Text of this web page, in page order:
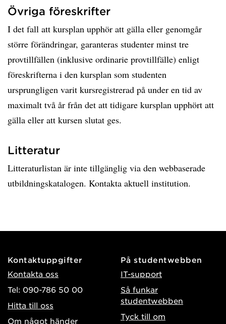
Övriga föreskrifter
I det fall att kursplan upphör att gälla eller genomgår
större förändringar, garanteras studenter minst tre
provtillfällen (inklusive ordinarie provtillfälle) enligt
föreskrifterna i den kursplan som studenten
ursprungligen varit kursregistrerad på under en tid av
maximalt två år från det att tidigare kursplan upphört att
gälla eller att kursen slutat ges.
Litteratur
Litteraturlistan är inte tillgänglig via den webbaserade
utbildningskatalogen. Kontakta aktuell institution.
Kontaktuppgifter
Kontakta oss
Tel: 090-786 50 00
Hitta till oss
Om något händer
På studentwebben
IT-support
Så funkar
studentwebben
Tyck till om